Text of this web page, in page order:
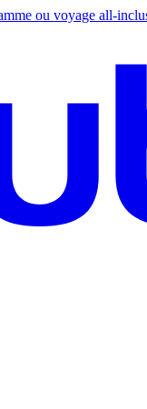
ou voyage all-